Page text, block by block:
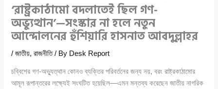
‘রাষ্ট্রকাঠামো বদলাতেই ছিল গণ-
অভ্যুত্থান’—সংস্কার না হলে নতুন
আন্দোলনের হুঁশিয়ারি হাসনাত আবদুল্লাহর
/জাতীয়,রাজনীতি/ By Desk Report
চব্বিশের গণ-অভ্যুত্থান কোনও ব্যক্তির পরিবর্তনের জন্য নয়, বরং রাষ্ট্রকাঠামোর
আমূল রূপান্তরের লক্ষ্যেই সংঘটিত হয়েছিল—এমন মন্তব্য করেছেন জাতীয় নাগরিক